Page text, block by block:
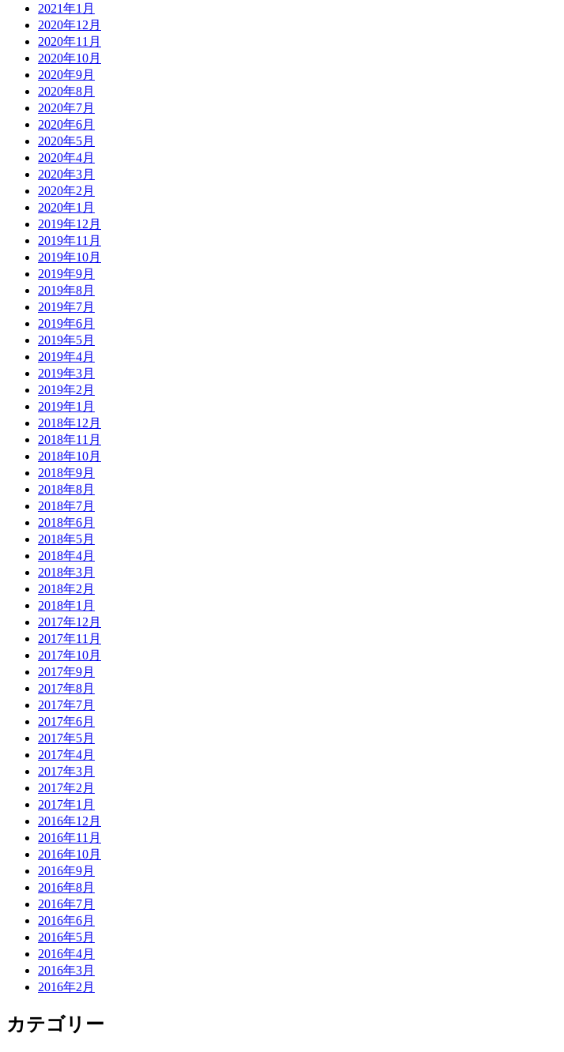
2021年1月
2020年12月
2020年11月
2020年10月
2020年9月
2020年8月
2020年7月
2020年6月
2020年5月
2020年4月
2020年3月
2020年2月
2020年1月
2019年12月
2019年11月
2019年10月
2019年9月
2019年8月
2019年7月
2019年6月
2019年5月
2019年4月
2019年3月
2019年2月
2019年1月
2018年12月
2018年11月
2018年10月
2018年9月
2018年8月
2018年7月
2018年6月
2018年5月
2018年4月
2018年3月
2018年2月
2018年1月
2017年12月
2017年11月
2017年10月
2017年9月
2017年8月
2017年7月
2017年6月
2017年5月
2017年4月
2017年3月
2017年2月
2017年1月
2016年12月
2016年11月
2016年10月
2016年9月
2016年8月
2016年7月
2016年6月
2016年5月
2016年4月
2016年3月
2016年2月
カテゴリー